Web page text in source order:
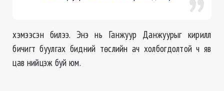
хэмээсэн билээ. Энэ нь Ганжуур Данжуурыг кирилл
бичигт буулгах бидний төслийн ач холбогдолтой ч яв
цав нийцэж буй юм.